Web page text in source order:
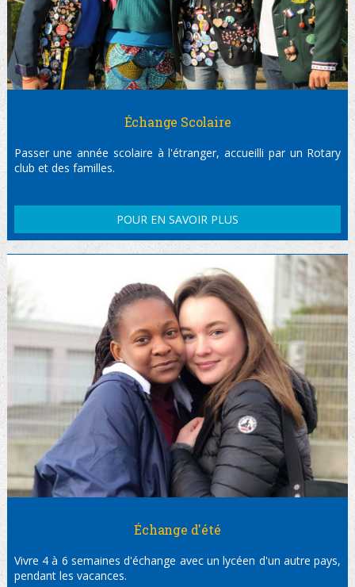
Échange Scolaire
Passer une année scolaire à l'étranger, accueilli par un Rotary
club et des familles.
POUR EN SAVOIR PLUS
Échange d'été
Vivre 4 à 6 semaines d'échange avec un lycéen d'un autre pays,
pendant les vacances.